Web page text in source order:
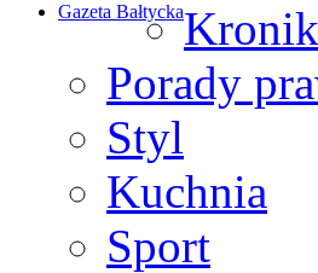
Gazeta Bałtycka
Porady
Styl
Kuchnia
Sport